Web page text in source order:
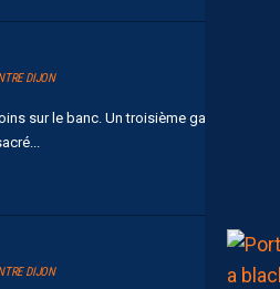
DIJON
sur le banc. Un troisième gardien
DIJON